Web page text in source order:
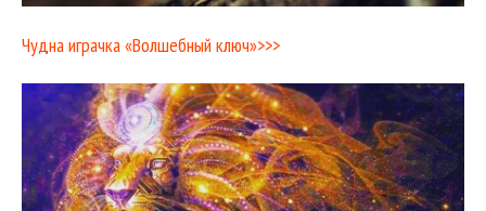
Чудна играчка «Волшебный ключ»>>>